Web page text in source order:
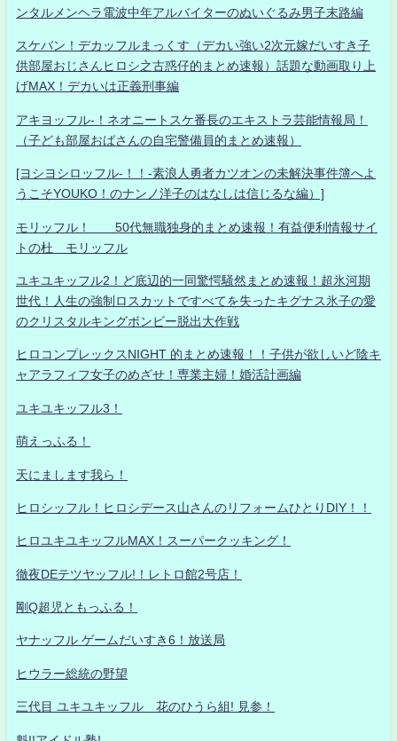
ンタルメンヘラ電波中年アルバイターのぬいぐるみ男子末路編
スケバン！デカッフルまっくす（デカい強い2次元嫁だいすき子
供部屋おじさんヒロシ之古惑仔的まとめ速報）話題な動画取り上
げMAX！デカいは正義刑事編
アキヨッフル-！ネオニートスケ番長のエキストラ芸能情報局！
（子ども部屋おばさんの自宅警備員的まとめ速報）
[ヨシヨシロッフル-！！-素浪人勇者カツオンの未解決事件簿へよ
うこそYOUKO！のナンノ洋子のはなしは信じるな編）]
モリッフル！ 50代無職独身的まとめ速報！有益便利情報サイ
トの杜 モリッフル
ユキユキッフル2！ど底辺的一同驚愕騒然まとめ速報！超氷河期
世代！人生の強制ロスカットですべてを失ったキグナス氷子の愛
のクリスタルキングボンビー脱出大作戦
ヒロコンプレックスNIGHT 的まとめ速報！！子供が欲しいど陰キ
ャアラフィフ女子のめざせ！専業主婦！婚活計画編
ユキユキッフル3！
萌えっふる！
天にまします我ら！
ヒロシッフル！ヒロシデース山さんのリフォームひとりDIY！！
ヒロユキユキッフルMAX！スーパークッキング！
徹夜DEテツヤッフル!！レトロ館2号店！
剛Q超児ともっふる！
ヤナッフル ゲームだいすき6！放送局
ヒウラー総統の野望
三代目 ユキユキッフル 花のひうら組! 見参！